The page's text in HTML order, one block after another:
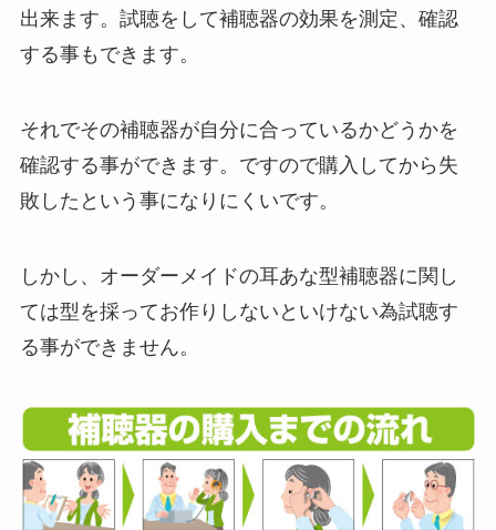
出来ます。試聴をして補聴器の効果を測定、確認
する事もできます。
それでその補聴器が自分に合っているかどうかを
確認する事ができます。ですので購入してから失
敗したという事になりにくいです。
しかし、オーダーメイドの耳あな型補聴器に関し
ては型を採ってお作りしないといけない為試聴す
る事ができません。